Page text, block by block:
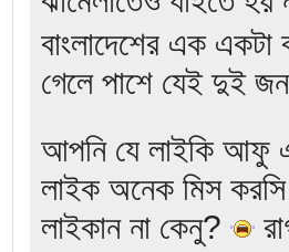
বাংলাদেশের এক
গেলে পাশে যেই দুই
আপনি যে লাইকি আফু
লাইক অনেক মিস
লাইকান না কেনু?